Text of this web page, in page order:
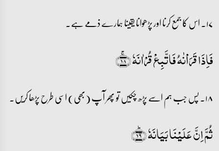
۱۷۔ اس کا جمع کرنا اور پڑھوانا یقینا ہمارے ذمے ہے۔
فَاِذَا قَرَاۡنٰہُ فَاتَّبِعۡ قُرۡاٰنَہٗ ﴿ۚ۱۸﴾
۱۸۔ پس جب ہم اسے پڑھ چکیں تو پھر آپ (بھی) اسی طرح پڑھا کریں۔
ثُمَّ اِنَّ عَلَیۡنَا بَیَانَہٗ ﴿ؕ۱۹﴾